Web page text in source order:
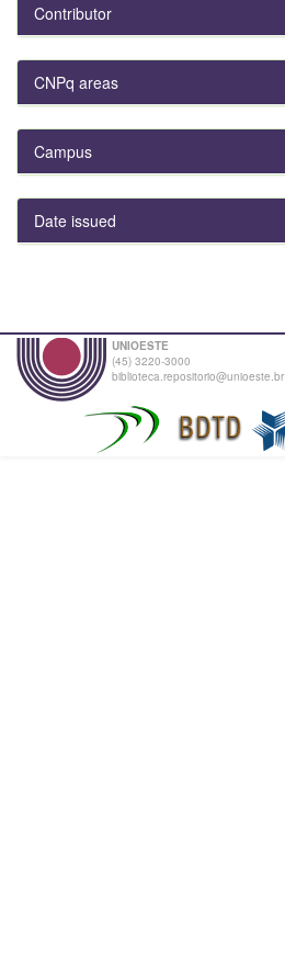
Contributor
CNPq areas
Campus
Date issued
UNIOESTE
(45) 3220-3000
biblioteca.repositorio@unioeste.br